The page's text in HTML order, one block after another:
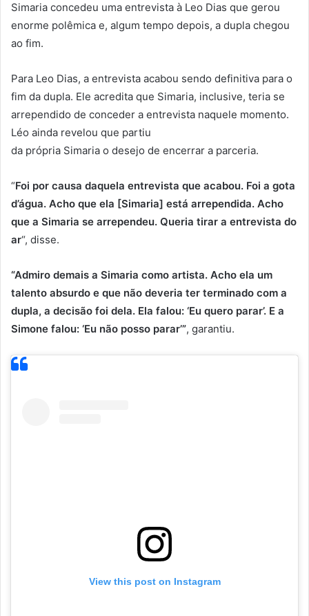
Simaria concedeu uma entrevista à Leo Dias que gerou
enorme polêmica e, algum tempo depois, a dupla chegou
ao fim.
Para Leo Dias, a entrevista acabou sendo definitiva para o
fim da dupla. Ele acredita que Simaria, inclusive, teria se
arrependido de conceder a entrevista naquele momento.
Léo ainda revelou que partiu
da própria Simaria o desejo de encerrar a parceria.
“Foi por causa daquela entrevista que acabou. Foi a gota
d’água. Acho que ela [Simaria] está arrependida. Acho
que a Simaria se arrependeu. Queria tirar a entrevista do
ar“, disse.
“Admiro demais a Simaria como artista. Acho ela um
talento absurdo e que não deveria ter terminado com a
dupla, a decisão foi dela. Ela falou: ‘Eu quero parar’. E a
Simone falou: ‘Eu não posso parar’”, garantiu.
View this post on Instagram